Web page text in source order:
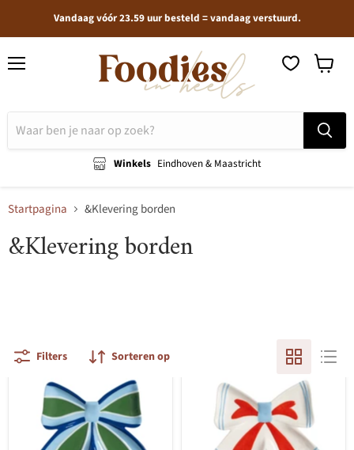
Vandaag vóór 23.59 uur besteld = vandaag verstuurd.
Winkels Eindhoven & Maastricht
Startpagina &Klevering borden
&Klevering borden
Filters Sorteren op